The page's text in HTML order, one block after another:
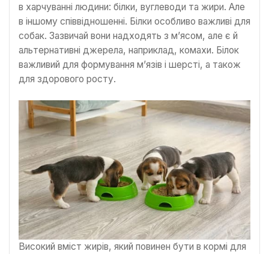
в харчуванні людини: білки, вуглеводи та жири. Але
в іншому співвідношенні. Білки особливо важливі для
собак. Зазвичай вони надходять з м’ясом, але є й
альтернативні джерела, наприклад, комахи. Білок
важливий для формування м’язів і шерсті, а також
для здорового росту.
Високий вміст жирів, який повинен бути в кормі для